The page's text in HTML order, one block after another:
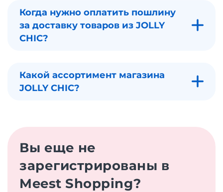
Когда нужно оплатить пошлину
за доставку товаров из JOLLY
CHIC?
Какой ассортимент магазина
JOLLY CHIC?
Вы еще не
зарегистрированы в
Meest Shopping?